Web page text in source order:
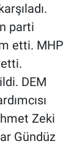
parti
etti. MHP
DEM
Zeki
Gündüz